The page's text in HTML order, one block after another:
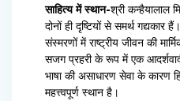
साहित्य में स्थान-श्री कन्हैयालाल
दोनों ही दृष्टियों से समर्थ
संस्मरणों में राष्ट्रीय जीवन की
सजग प्रहरी के रूप में एक
भाषा की असाधारण सेवा के कारण
महत्त्वपूर्ण स्थान है।